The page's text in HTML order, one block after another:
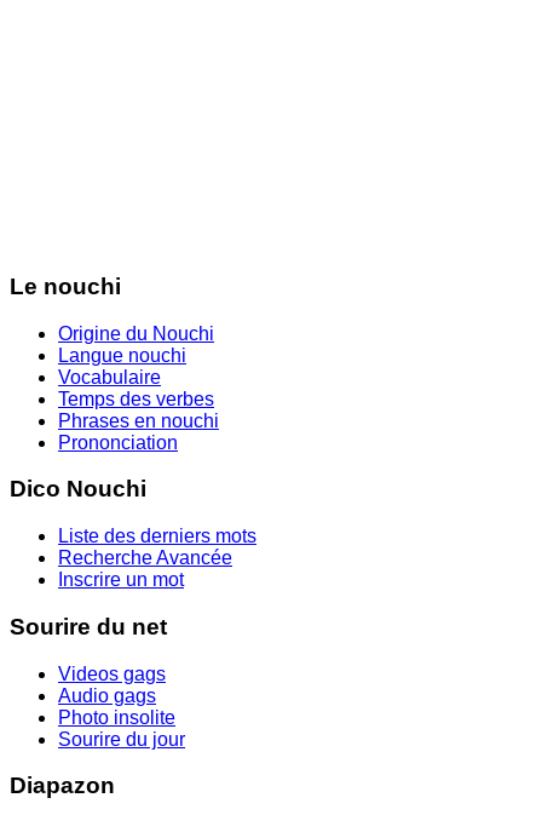
Le nouchi
Origine du Nouchi
Langue nouchi
Vocabulaire
Temps des verbes
Phrases en nouchi
Prononciation
Dico Nouchi
Liste des derniers mots
Recherche Avancée
Inscrire un mot
Sourire du net
Videos gags
Audio gags
Photo insolite
Sourire du jour
Diapazon